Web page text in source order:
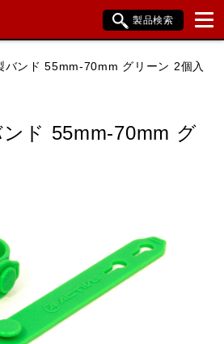
製品検索
閉じる
バンド 55mm-70mm グリーン 2個入
ド 55mm-70mm グ